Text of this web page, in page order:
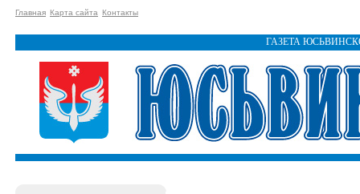
Главная Карта сайта Контакты
ГАЗЕТА